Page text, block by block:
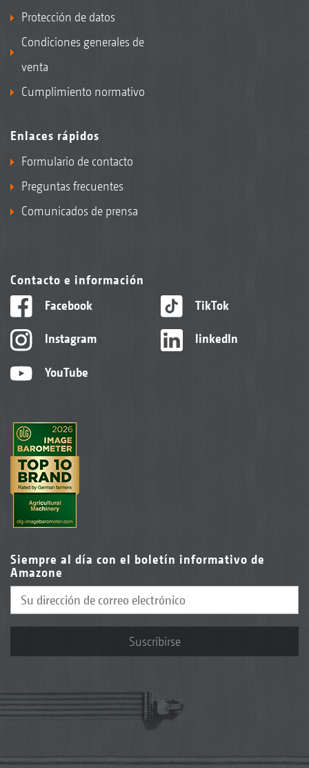
Protección de datos
Condiciones generales de
venta
Cumplimiento normativo
Enlaces rápidos
Formulario de contacto
Preguntas frecuentes
Comunicados de prensa
Contacto e información
Facebook
Instagram
YouTube
TikTok
linkedIn
Siempre al día con el boletín informativo de
Amazone
Suscribirse